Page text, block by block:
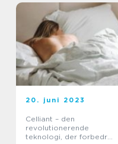
20. juni 2023
Celliant – den
revolutionerende
teknologi, der forbedrer